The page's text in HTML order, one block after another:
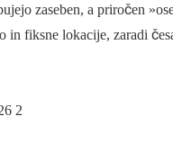
zaseben, a priročen
in fiksne lokacije, zaradi